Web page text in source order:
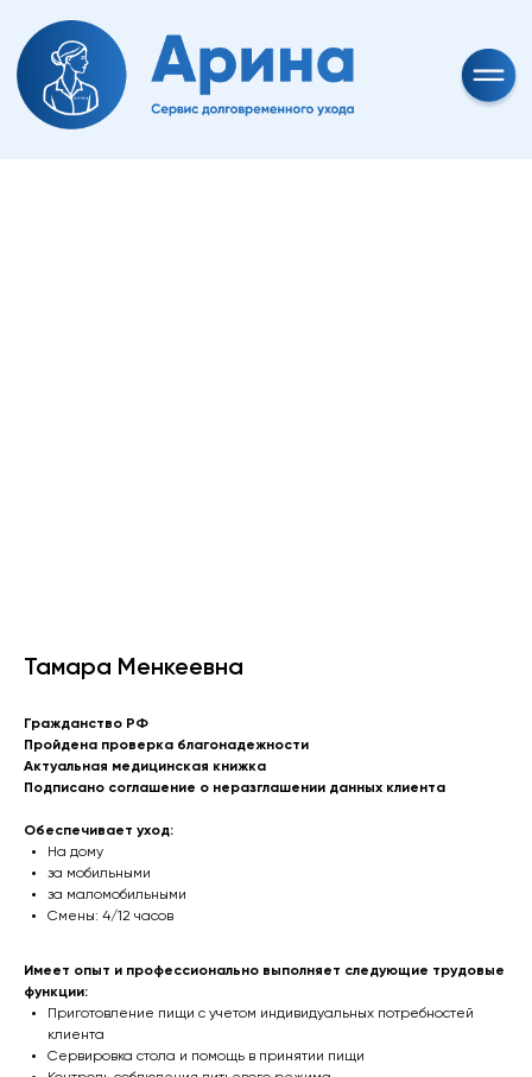
Тамара Менкеевна
Гражданство РФ
Пройдена проверка благонадежности
Актуальная медицинская книжка
Подписано соглашение о неразглашении данных клиента
Обеспечивает уход:
На дому
за мобильными
за маломобильными
Смены: 4/12 часов
Имеет опыт и профессионально выполняет следующие трудовые
функции:
Приготовление пищи с учетом индивидуальных потребностей
клиента
Сервировка стола и помощь в принятии пищи